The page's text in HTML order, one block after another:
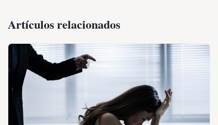
Artículos relacionados